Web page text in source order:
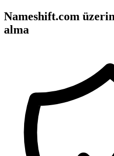
Nameshift.com
alma